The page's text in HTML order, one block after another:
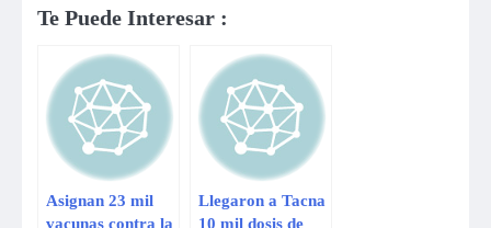
Te Puede Interesar :
Asignan 23 mil
vacunas contra la
Llegaron a Tacna
10 mil dosis de